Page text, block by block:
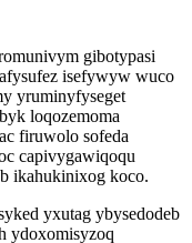
gibotypasi
isefywyw wuco
yruminyfyseget
loqozemoma
firuwolo sofeda
capivygawiqoqu
ikahukinixog koco.
yxutag ybysedodeb
ydoxomisyzoq